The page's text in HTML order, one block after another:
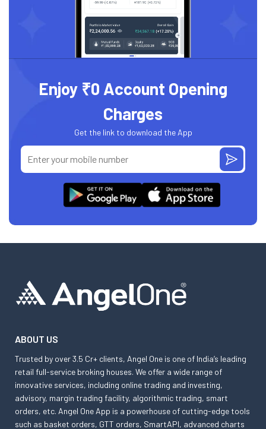
Enjoy ₹0 Account Opening
Charges
Get the link to download the App
ABOUT US
Trusted by over 3.5 Cr+ clients, Angel One is one of India’s leading
retail full-service broking houses. We offer a wide range of
innovative services, including online trading and investing,
advisory, margin trading facility, algorithmic trading, smart
orders, etc. Angel One App is a powerhouse of cutting-edge tools
such as basket orders, GTT orders, SmartAPI, advanced charts